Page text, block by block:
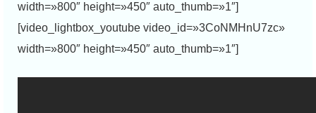
width=»800″ height=»450″ auto_thumb=»1″]
[video_lightbox_youtube video_id=»3CoNMHnU7zc»
width=»800″ height=»450″ auto_thumb=»1″]